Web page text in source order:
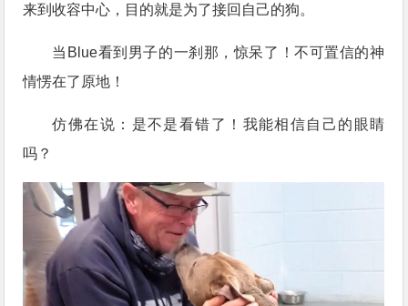
来到收容中心，目的就是为了接回自己的狗。
当Blue看到男子的一刹那，惊呆了！不可置信的神
情愣在了原地！
仿佛在说：是不是看错了！我能相信自己的眼睛
吗？